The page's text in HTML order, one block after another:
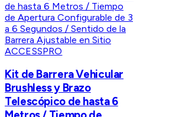
ACCESSPRO
Kit de Barrera Vehicular
Brushless y Brazo
Telescópico de hasta 6